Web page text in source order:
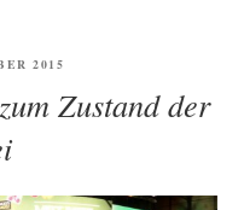
2015
Zustand der